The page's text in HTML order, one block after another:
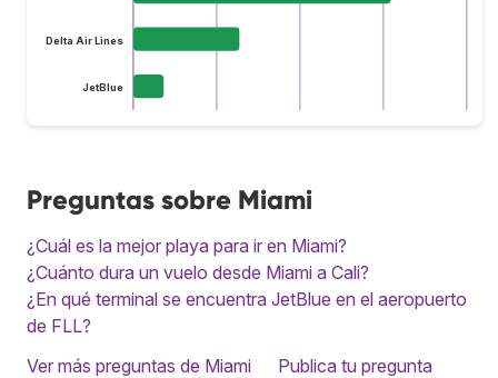
Delta Air Lines
JetBlue
Preguntas sobre Miami
¿Cuál es la mejor playa para ir en Miami?
¿Cuánto dura un vuelo desde Miami a Cali?
¿En qué terminal se encuentra JetBlue en el aeropuerto
de FLL?
Ver más preguntas de Miami
Publica tu pregunta